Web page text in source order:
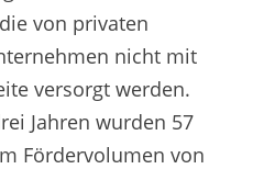
von privaten
nicht mit
versorgt werden.
Jahren wurden 57
Fördervolumen von